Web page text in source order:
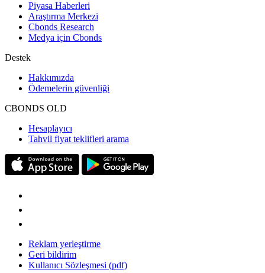
Piyasa Haberleri
Araştırma Merkezi
Cbonds Research
Medya için Cbonds
Destek
Hakkımızda
Ödemelerin güvenliği
CBONDS OLD
Hesaplayıcı
Tahvil fiyat teklifleri arama
Reklam yerleştirme
Geri bildirim
Kullanıcı Sözleşmesi (pdf)